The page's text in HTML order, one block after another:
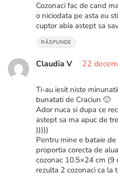
Cozonaci fac de cand
o niciodata pe asta eu
cuptor abia astept sa
RĂSPUNDE
Claudia V 22
Ti-au iesit niste
bunatati de Craciun 🙂
Ador nuca si dupa ce
astept sa ma apuc de
)))))
Pentru mine e bataie
proportia corecta de
cozonac 10.5×24 cm (9
rezulta 2 cozonaci ca la